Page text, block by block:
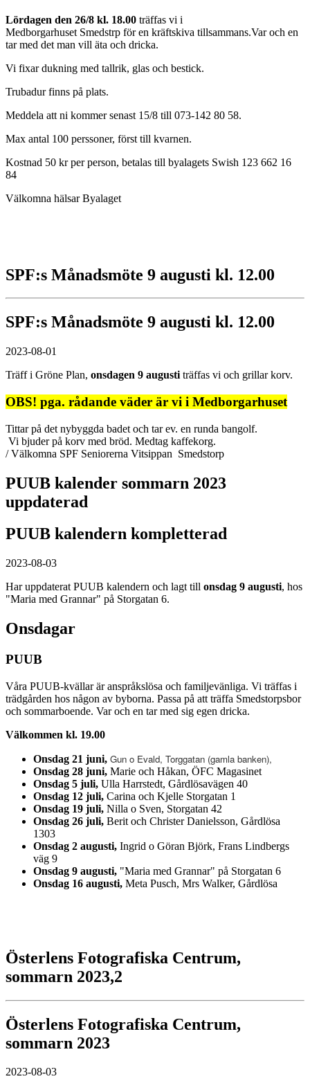
Lördagen den 26/8 kl. 18.00 träffas vi i
Medborgarhuset Smedstrp för en kräftskiva tillsammans.Var och en
tar med det man vill äta och dricka.
Vi fixar dukning med tallrik, glas och bestick.
Trubadur finns på plats.
Meddela att ni kommer senast 15/8 till 073-142 80 58.
Max antal 100 perssoner, först till kvarnen.
Kostnad 50 kr per person, betalas till byalagets Swish 123 662 16
84
Välkomna hälsar Byalaget
SPF:s Månadsmöte 9 augusti kl. 12.00
SPF:s Månadsmöte 9 augusti kl. 12.00
2023-08-01
Träff i Gröne Plan, onsdagen 9 augusti träffas vi och grillar korv.
OBS! pga. rådande väder är vi i Medborgarhuset
Tittar på det nybyggda badet och tar ev. en runda bangolf.
Vi bjuder på korv med bröd. Medtag kaffekorg.
/ Välkomna SPF Seniorerna Vitsippan Smedstorp
PUUB kalender sommarn 2023
uppdaterad
PUUB kalendern kompletterad
2023-08-03
Har uppdaterat PUUB kalendern och lagt till onsdag 9 augusti, hos
"Maria med Grannar" på Storgatan 6.
Onsdagar
PUUB
Våra PUUB-kvällar är anspråkslösa och familjevänliga. Vi träffas i
trädgården hos någon av byborna. Passa på att träffa Smedstorpsbor
och sommarboende. Var och en tar med sig egen dricka.
Välkommen kl. 19.00
Onsdag 21 juni, Gun o Evald, Torggatan (gamla banken),
Onsdag 28 juni, Marie och Håkan, ÖFC Magasinet
Onsdag 5 juli, Ulla Harrstedt, Gårdlösavägen 40
Onsdag 12 juli, Carina och Kjelle Storgatan 1
Onsdag 19 juli, Nilla o Sven, Storgatan 42
Onsdag 26 juli, Berit och Christer Danielsson, Gårdlösa
1303
Onsdag 2 augusti, Ingrid o Göran Björk, Frans Lindbergs
väg 9
Onsdag 9 augusti, "Maria med Grannar" på Storgatan 6
Onsdag 16 augusti, Meta Pusch, Mrs Walker, Gårdlösa
Österlens Fotografiska Centrum,
sommarn 2023,2
Österlens Fotografiska Centrum,
sommarn 2023
2023-08-03